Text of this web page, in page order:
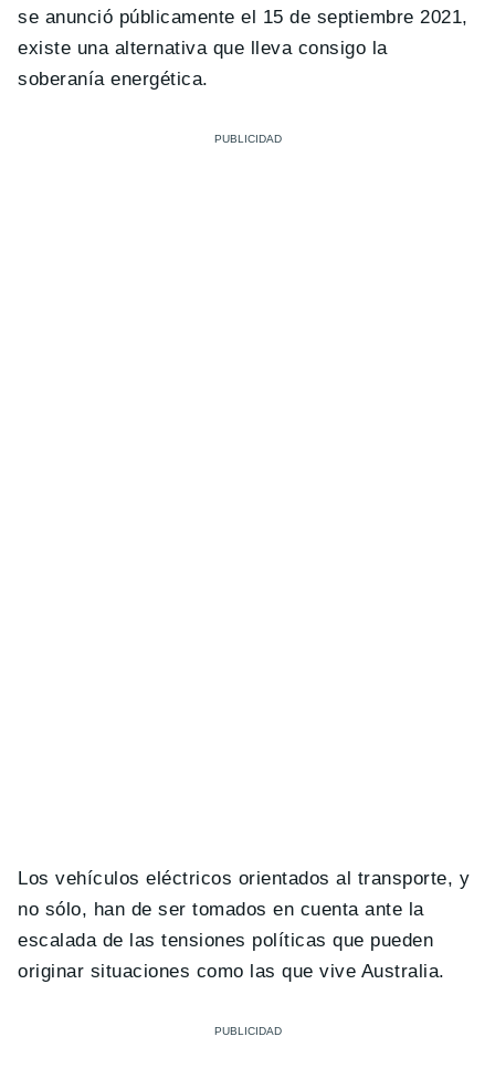
se anunció públicamente el 15 de septiembre 2021,
existe una alternativa que lleva consigo la
soberanía energética.
Los vehículos eléctricos orientados al transporte, y
no sólo, han de ser tomados en cuenta ante la
escalada de las tensiones políticas que pueden
originar situaciones como las que vive Australia.